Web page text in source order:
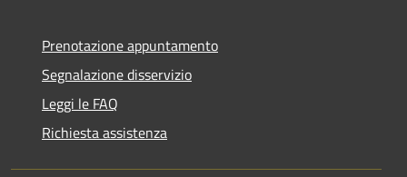
Prenotazione appuntamento
Segnalazione disservizio
Leggi le FAQ
Richiesta assistenza